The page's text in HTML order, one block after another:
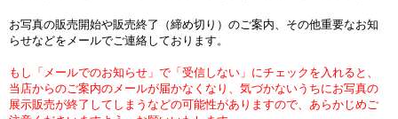
お写真の販売開始や販売終了（締め切り）のご案内、その他重要なお知
らせなどをメールでご連絡しております。
もし 「メールでのお知らせ」で 「受信しない」にチェックを入れると、
当店からのご案内のメールが届かなくなり、気づかないうちにお写真の
展示販売が終了してしまうなどの可能性がありますので、あらかじめご